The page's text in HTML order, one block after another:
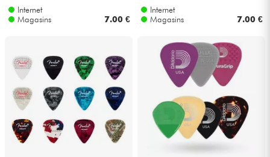
Internet
Magasins
7.00 €
Internet
Magasins
7.00 €